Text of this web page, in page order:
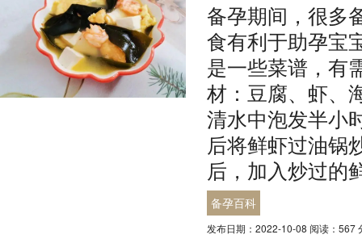
备孕期间，很多
食有利于助孕宝
是一些菜谱，有
材：豆腐、虾、
清水中泡发半小
后将鲜虾过油锅
后，加入炒过的
备孕百科
发布日期：2022-10-08 阅读：567